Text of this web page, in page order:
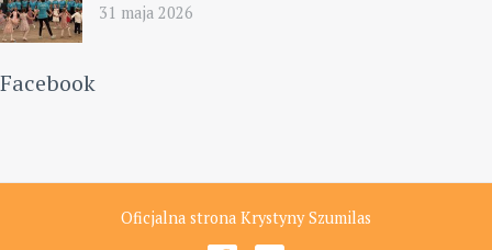
31 maja 2026
Facebook
Oficjalna strona Krystyny Szumilas